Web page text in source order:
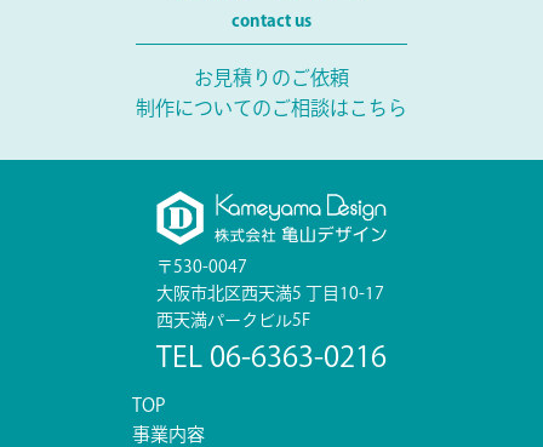
contact us
お見積りのご依頼
制作についてのご相談はこちら
〒530-0047
大阪市北区西天満5 丁目10-17
西天満パークビル5F
TEL 06-6363-0216
TOP
事業内容